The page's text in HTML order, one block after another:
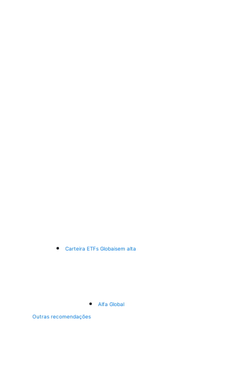
Carteira ETFs Globaisem alta
Alfa Global
Outras recomendações